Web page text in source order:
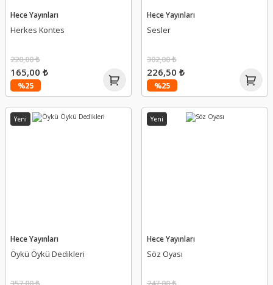
Hece Yayınları
Herkes Kontes
%25
220,00 ₺
165,00 ₺
Hece Yayınları
Sesler
%25
302,00 ₺
226,50 ₺
Yeni
Hece Yayınları
Öykü Öykü Dedikleri
Yeni
Hece Yayınları
Söz Oyası